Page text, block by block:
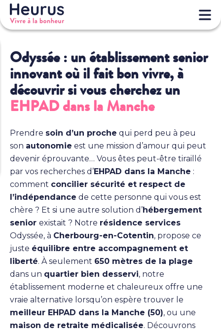
Odyssée : un établissement senior
innovant où il fait bon vivre, à
découvrir si vous cherchez un
EHPAD dans la Manche
Prendre soin d’un proche qui perd peu à peu
son autonomie est une mission d’amour qui peut
devenir éprouvante… Vous êtes peut-être tiraillé
par vos recherches d’EHPAD dans la Manche :
comment concilier sécurité et respect de
l’indépendance de cette personne qui vous est
chère ? Et si une autre solution d’hébergement
senior existait ? Notre résidence services
Odyssée, à Cherbourg-en-Cotentin, propose ce
juste équilibre entre accompagnement et
liberté. À seulement 650 mètres de la plage
dans un quartier bien desservi, notre
établissement moderne et chaleureux offre une
vraie alternative lorsqu’on espère trouver le
meilleur EHPAD dans la Manche (50), ou une
maison de retraite médicalisée. Découvrons